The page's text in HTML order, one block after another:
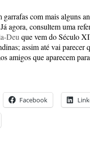
garrafas com mais alguns
agora, consultem uma
Deu que vem do Século
assim até vai parecer
amigos que aparecem
Facebook